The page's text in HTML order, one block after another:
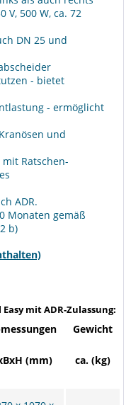
V, 500 W, ca. 72
DN 25 und
- bietet
- ermöglicht
und
Ratschen-
ADR.
Monaten gemäß
b)
mit ADR-Zulassung:
(mm)
Gewicht
ca. (kg)